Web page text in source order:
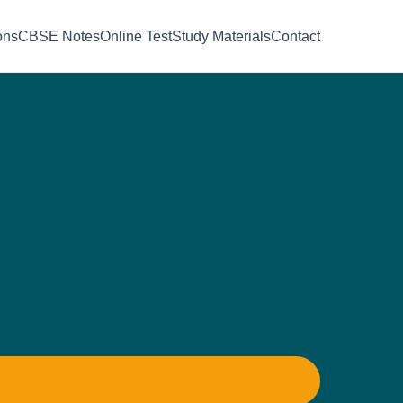
CBSE NotesOnline TestStudy MaterialsContact